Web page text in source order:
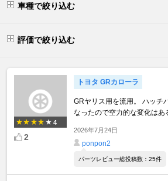
車種で絞り込む
評価で絞り込む
4
2
トヨタ GRカローラ
GRヤリス用を流用。 ハッチ
なったので空力的な変化はあ
2026年7月24日
ponpon2
パーツレビュー総投稿数：25件